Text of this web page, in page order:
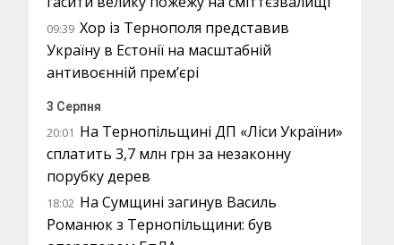
09:39 Хор із Тернополя представив
Україну в Естонії на масштабній
антивоєнній прем’єрі
3 Серпня
20:01 На Тернопільщині ДП «Ліси України»
сплатить 3,7 млн грн за незаконну
порубку дерев
18:02 На Сумщині загинув Василь
Романюк з Тернопільщини: був